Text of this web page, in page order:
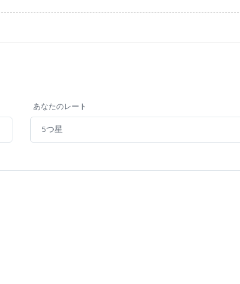
あなたのレート